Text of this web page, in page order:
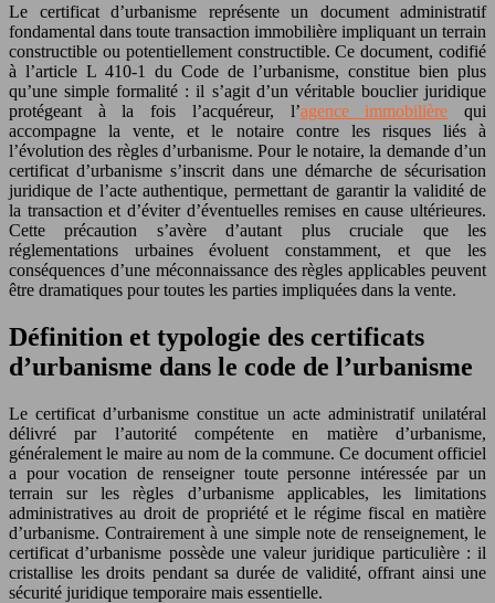
Le certificat d’urbanisme représente un document administratif
fondamental dans toute transaction immobilière impliquant un terrain
constructible ou potentiellement constructible. Ce document, codifié
à l’article L 410-1 du Code de l’urbanisme, constitue bien plus
qu’une simple formalité : il s’agit d’un véritable bouclier juridique
protégeant à la fois l’acquéreur, l’agence immobilière qui
accompagne la vente, et le notaire contre les risques liés à
l’évolution des règles d’urbanisme. Pour le notaire, la demande d’un
certificat d’urbanisme s’inscrit dans une démarche de sécurisation
juridique de l’acte authentique, permettant de garantir la validité de
la transaction et d’éviter d’éventuelles remises en cause ultérieures.
Cette précaution s’avère d’autant plus cruciale que les
réglementations urbaines évoluent constamment, et que les
conséquences d’une méconnaissance des règles applicables peuvent
être dramatiques pour toutes les parties impliquées dans la vente.
Définition et typologie des certificats
d’urbanisme dans le code de l’urbanisme
Le certificat d’urbanisme constitue un acte administratif unilatéral
délivré par l’autorité compétente en matière d’urbanisme,
généralement le maire au nom de la commune. Ce document officiel
a pour vocation de renseigner toute personne intéressée par un
terrain sur les règles d’urbanisme applicables, les limitations
administratives au droit de propriété et le régime fiscal en matière
d’urbanisme. Contrairement à une simple note de renseignement, le
certificat d’urbanisme possède une valeur juridique particulière : il
cristallise les droits pendant sa durée de validité, offrant ainsi une
sécurité juridique temporaire mais essentielle.